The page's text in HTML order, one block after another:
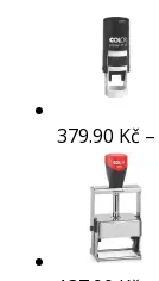
379.90 Kč –